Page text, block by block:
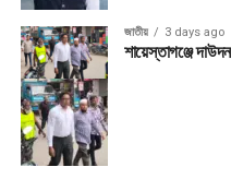
জাতীয় 3 days ago
শায়েস্তাগঞ্জে